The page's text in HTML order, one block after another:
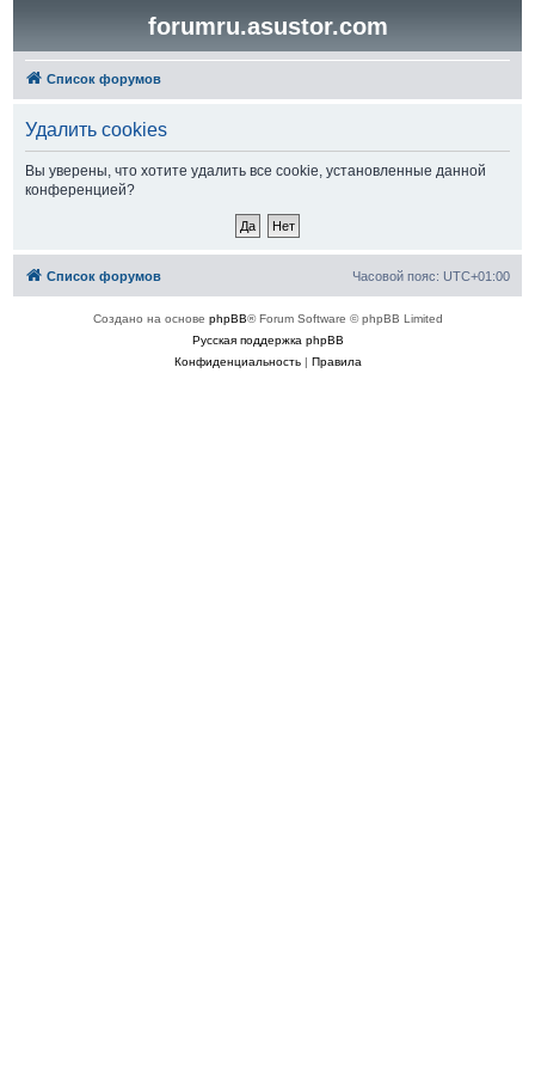
forumru.asustor.com
Список форумов
Удалить cookies
Вы уверены, что хотите удалить все cookie, установленные данной
конференцией?
Список форумов Часовой пояс: UTC+01:00
Создано на основе phpBB® Forum Software © phpBB Limited
Русская поддержка phpBB
Конфиденциальность| Правила